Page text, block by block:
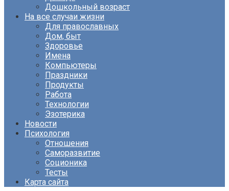
Дошкольный возраст
На все случаи жизни
Для православных
Дом, быт
Здоровье
Имена
Компьютеры
Праздники
Продукты
Работа
Технологии
Эзотерика
Новости
Психология
Отношения
Саморазвитие
Соционика
Тесты
Карта сайта